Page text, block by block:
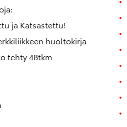
ja Katsastettu!
huoltokirja
tehty 48tkm